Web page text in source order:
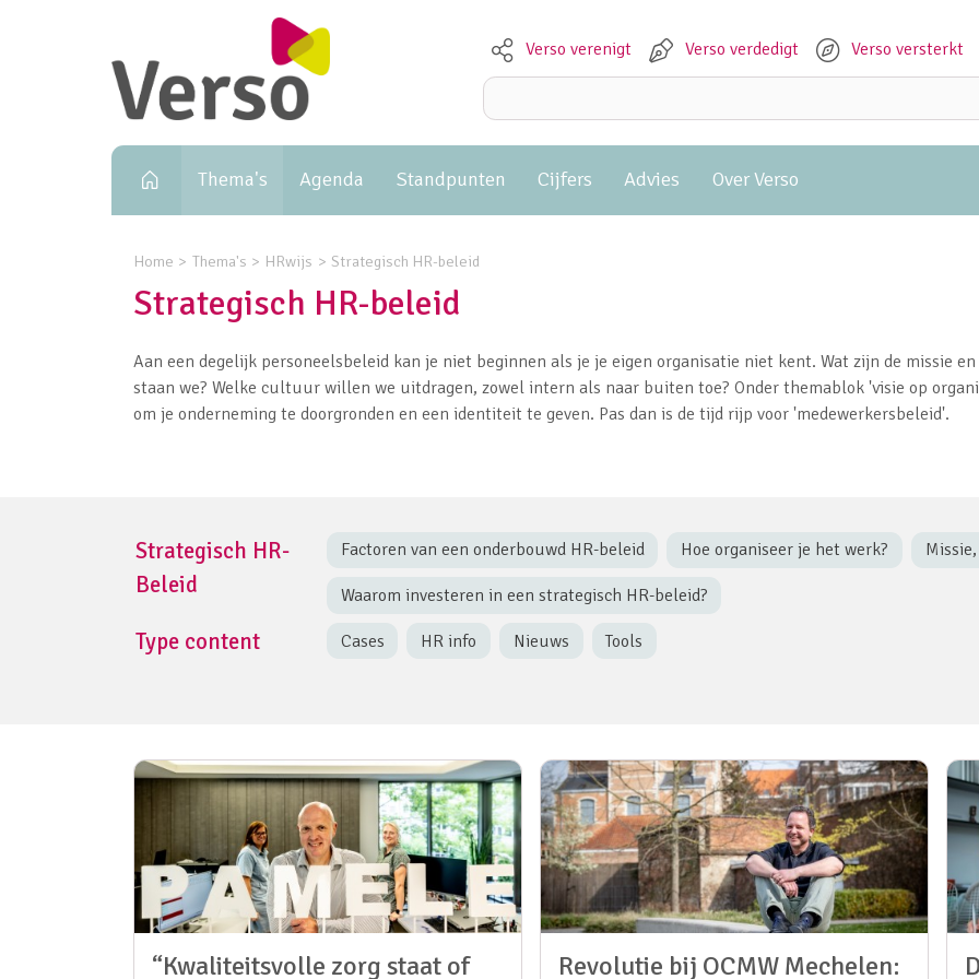
Meta navigation
Verso verenigt Verso verdedigt
Verso versterkt
Zoeken:
Primary navigation
Thema's Agenda Standpunten Cijfers Advies Over Verso
Home Thema's HRwijs Strategisch HR-beleid
Strategisch HR-beleid
Aan een degelijk personeelsbeleid kan je niet beginnen als je je eigen organisatie niet kent. Wat zijn de missie
staan we? Welke cultuur willen we uitdragen, zowel intern als naar buiten toe? Onder themablok 'visie op
om je onderneming te doorgronden en een identiteit te geven. Pas dan is de tijd rijp voor 'medewerkersbeleid'.
Strategisch HR-
Beleid
Factoren van een onderbouwd HR-beleid Hoe organiseer je het werk?
Waarom investeren in een strategisch HR-beleid?
Type content Cases HR info Nieuws Tools
“Kwaliteitsvolle zorg staat of Revolutie bij OCMW Mechelen: